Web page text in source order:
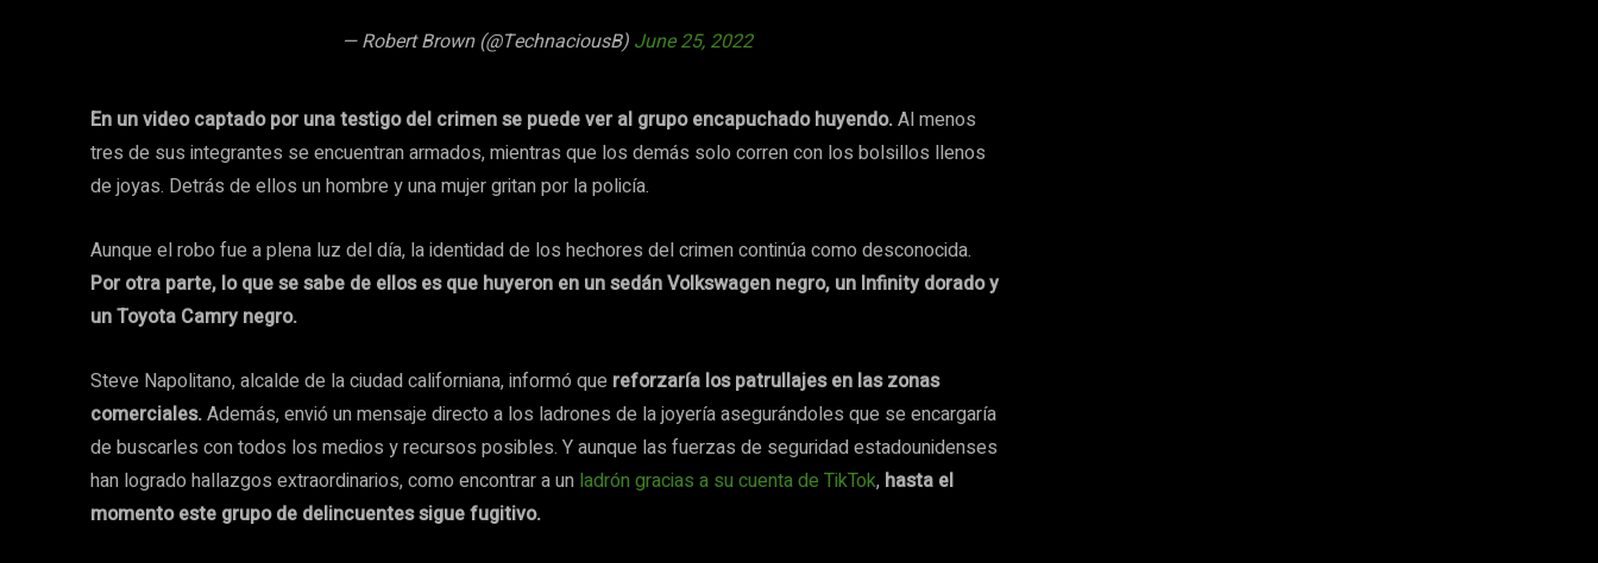
— Robert Brown (@TechnaciousB) June 25, 2022
En un video captado por una testigo del crimen se puede ver al grupo encapuchado huyendo.Al menos
tres de sus integrantes se encuentran armados, mientras que los demás solo corren con los bolsillos llenos
de joyas. Detrás de ellos un hombre y una mujer gritan por la policía.
Aunque el robo fue a plena luz del día, la identidad de los hechores del crimen continúa como desconocida.
Por otra parte, lo que se sabe de ellos es que huyeron en un sedán Volkswagen negro, un Infinity dorado y
un Toyota Camry negro.
Steve Napolitano, alcalde de la ciudad californiana, informó que reforzaría los patrullajes en las zonas
comerciales.Además, envió un mensaje directo a los ladrones de la joyería asegurándoles que se encargaría
de buscarles con todos los medios y recursos posibles. Y aunque las fuerzas de seguridad estadounidenses
han logrado hallazgos extraordinarios, como encontrar a un ladrón gracias a su cuenta de TikTok, hasta el
momento este grupo de delincuentes sigue fugitivo.